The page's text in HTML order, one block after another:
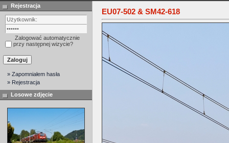
Rejestracja
Zalogować automatycznie
przy następnej wizycie?
» Zapomniałem hasła
» Rejestracja
Losowe zdjęcie
EU07-502 & SM42-618